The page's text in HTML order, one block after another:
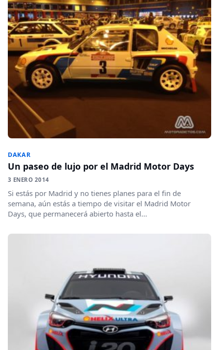
DAKAR
Un paseo de lujo por el Madrid Motor Days
3 ENERO 2014
Si estás por Madrid y no tienes planes para el fin de
semana, aún estás a tiempo de visitar el Madrid Motor
Days, que permanecerá abierto hasta el...